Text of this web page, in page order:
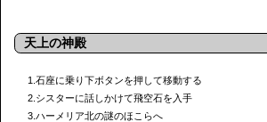
天上の神殿
1.石座に乗り下ボタンを押して移動する
2.シスターに話しかけて飛空石を入手
3.ハーメリア北の謎のほこらへ